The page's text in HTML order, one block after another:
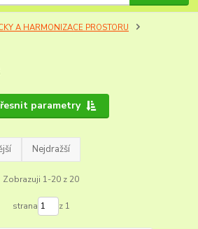
A HARMONIZACE PROSTORU
parametry
Nejdražší
Zobrazuji 1-20 z 20
strana z 1